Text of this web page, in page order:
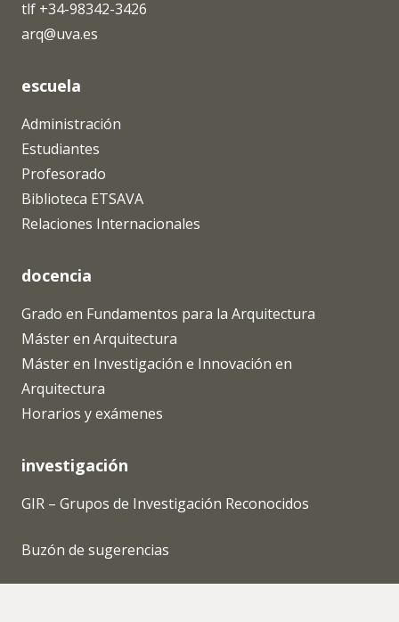
tlf +34-98342-3426
arq@uva.es
escuela
Administración
Estudiantes
Profesorado
Biblioteca ETSAVA
Relaciones Internacionales
docencia
Grado en Fundamentos para la Arquitectura
Máster en Arquitectura
Máster en Investigación e Innovación en
Arquitectura
Horarios y exámenes
investigación
GIR – Grupos de Investigación Reconocidos
Buzón de sugerencias